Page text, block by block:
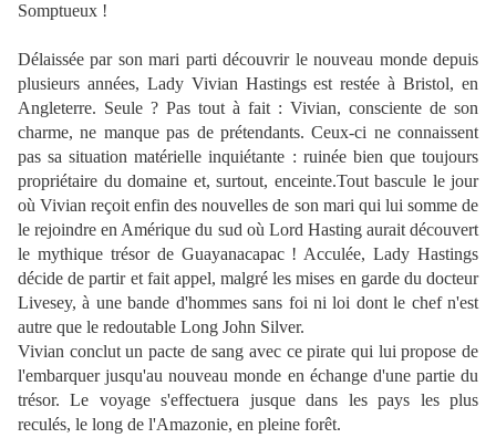
Somptueux !
Délaissée par son mari parti découvrir le nouveau monde depuis
plusieurs années, Lady Vivian Hastings est restée à Bristol, en
Angleterre. Seule ? Pas tout à fait : Vivian, consciente de son
charme, ne manque pas de prétendants. Ceux-ci ne connaissent
pas sa situation matérielle inquiétante : ruinée bien que toujours
propriétaire du domaine et, surtout, enceinte.Tout bascule le jour
où Vivian reçoit enfin des nouvelles de son mari qui lui somme de
le rejoindre en Amérique du sud où Lord Hasting aurait découvert
le mythique trésor de Guayanacapac ! Acculée, Lady Hastings
décide de partir et fait appel, malgré les mises en garde du docteur
Livesey, à une bande d'hommes sans foi ni loi dont le chef n'est
autre que le redoutable Long John Silver.
Vivian conclut un pacte de sang avec ce pirate qui lui propose de
l'embarquer jusqu'au nouveau monde en échange d'une partie du
trésor. Le voyage s'effectuera jusque dans les pays les plus
reculés, le long de l'Amazonie, en pleine forêt.